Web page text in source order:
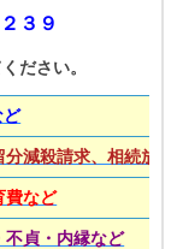
３９
ださい。
ど
減殺請求、相続放
費など
不貞・内縁など